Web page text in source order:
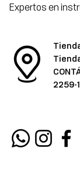
Expertos en
2259-